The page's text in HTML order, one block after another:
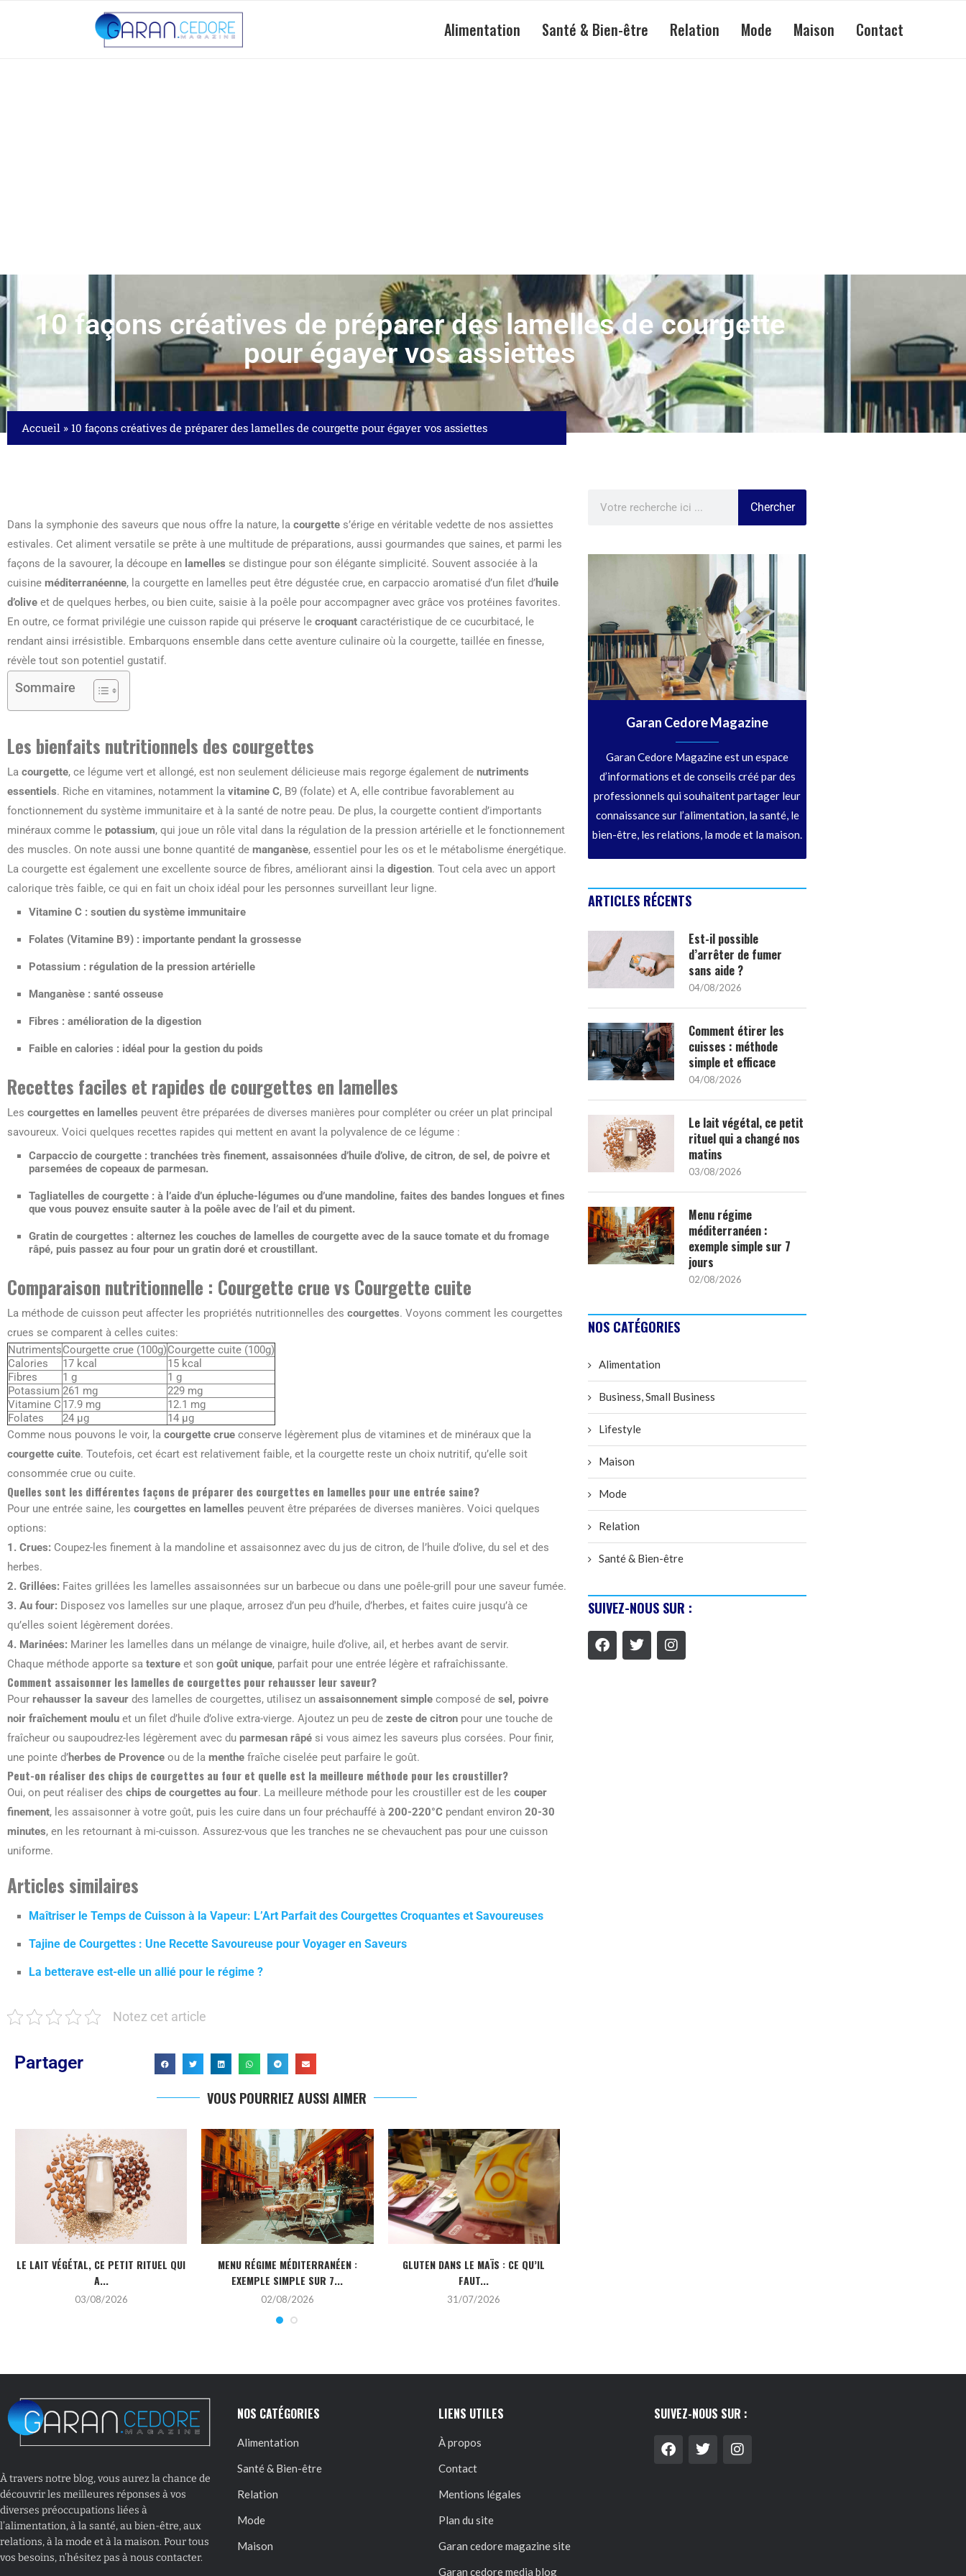
Alimentation Santé & Bien-être Relation Mode Maison Contact
10 façons créatives de préparer des lamelles de courgette
pour égayer vos assiettes
Accueil » 10 façons créatives de préparer des lamelles de courgette pour égayer vos assiettes
Dans la symphonie des saveurs que nous offre la nature, la courgette s’érige en véritable vedette de nos assiettes
estivales. Cet aliment versatile se prête à une multitude de préparations, aussi gourmandes que saines, et parmi les
façons de la savourer, la découpe en lamelles se distingue pour son élégante simplicité. Souvent associée à la
cuisine méditerranéenne, la courgette en lamelles peut être dégustée crue, en carpaccio aromatisé d’un filet d’huile
d’olive et de quelques herbes, ou bien cuite, saisie à la poêle pour accompagner avec grâce vos protéines favorites.
En outre, ce format privilégie une cuisson rapide qui préserve le croquant caractéristique de ce cucurbitacé, le
rendant ainsi irrésistible. Embarquons ensemble dans cette aventure culinaire où la courgette, taillée en finesse,
révèle tout son potentiel gustatif.
Sommaire
Les bienfaits nutritionnels des courgettes
La courgette, ce légume vert et allongé, est non seulement délicieuse mais regorge également de nutriments
essentiels. Riche en vitamines, notamment la vitamine C, B9 (folate) et A, elle contribue favorablement au
fonctionnement du système immunitaire et à la santé de notre peau. De plus, la courgette contient d’importants
minéraux comme le potassium, qui joue un rôle vital dans la régulation de la pression artérielle et le fonctionnement
des muscles. On note aussi une bonne quantité de manganèse, essentiel pour les os et le métabolisme énergétique.
La courgette est également une excellente source de fibres, améliorant ainsi la digestion. Tout cela avec un apport
calorique très faible, ce qui en fait un choix idéal pour les personnes surveillant leur ligne.
Vitamine C : soutien du système immunitaire
Folates (Vitamine B9) : importante pendant la grossesse
Potassium : régulation de la pression artérielle
Manganèse : santé osseuse
Fibres : amélioration de la digestion
Faible en calories : idéal pour la gestion du poids
Recettes faciles et rapides de courgettes en lamelles
Les courgettes en lamelles peuvent être préparées de diverses manières pour compléter ou créer un plat principal
savoureux. Voici quelques recettes rapides qui mettent en avant la polyvalence de ce légume :
Carpaccio de courgette : tranchées très finement, assaisonnées d’huile d’olive, de citron, de sel, de poivre et
parsemées de copeaux de parmesan.
Tagliatelles de courgette : à l’aide d’un épluche-légumes ou d’une mandoline, faites des bandes longues et fines
que vous pouvez ensuite sauter à la poêle avec de l’ail et du piment.
Gratin de courgettes : alternez les couches de lamelles de courgette avec de la sauce tomate et du fromage
râpé, puis passez au four pour un gratin doré et croustillant.
Comparaison nutritionnelle : Courgette crue vs Courgette cuite
La méthode de cuisson peut affecter les propriétés nutritionnelles des courgettes. Voyons comment les courgettes
crues se comparent à celles cuites:
NutrimentsCourgette crue (100g)Courgette cuite (100g)
Calories
17 kcal
15 kcal
Fibres
1 g
1 g
Potassium 261 mg
229 mg
Vitamine C 17.9 mg
12.1 mg
Folates
24 µg
14 µg
Comme nous pouvons le voir, la courgette crue conserve légèrement plus de vitamines et de minéraux que la
courgette cuite. Toutefois, cet écart est relativement faible, et la courgette reste un choix nutritif, qu’elle soit
consommée crue ou cuite.
Quelles sont les différentes façons de préparer des courgettes en lamelles pour une entrée saine?
Pour une entrée saine, les courgettes en lamelles peuvent être préparées de diverses manières. Voici quelques
options:
1. Crues: Coupez-les finement à la mandoline et assaisonnez avec du jus de citron, de l’huile d’olive, du sel et des
herbes.
2. Grillées: Faites grillées les lamelles assaisonnées sur un barbecue ou dans une poêle-grill pour une saveur fumée.
3. Au four: Disposez vos lamelles sur une plaque, arrosez d’un peu d’huile, d’herbes, et faites cuire jusqu’à ce
qu’elles soient légèrement dorées.
4. Marinées: Mariner les lamelles dans un mélange de vinaigre, huile d’olive, ail, et herbes avant de servir.
Chaque méthode apporte sa texture et son goût unique, parfait pour une entrée légère et rafraîchissante.
Comment assaisonner les lamelles de courgettes pour rehausser leur saveur?
Pour rehausser la saveur des lamelles de courgettes, utilisez un assaisonnement simple composé de sel, poivre
noir fraîchement moulu et un filet d’huile d’olive extra-vierge. Ajoutez un peu de zeste de citron pour une touche de
fraîcheur ou saupoudrez-les légèrement avec du parmesan râpé si vous aimez les saveurs plus corsées. Pour finir,
une pointe d’herbes de Provence ou de la menthe fraîche ciselée peut parfaire le goût.
Peut-on réaliser des chips de courgettes au four et quelle est la meilleure méthode pour les croustiller?
Oui, on peut réaliser des chips de courgettes au four. La meilleure méthode pour les croustiller est de les couper
finement, les assaisonner à votre goût, puis les cuire dans un four préchauffé à 200-220°C pendant environ 20-30
minutes, en les retournant à mi-cuisson. Assurez-vous que les tranches ne se chevauchent pas pour une cuisson
uniforme.
Articles similaires
Maîtriser le Temps de Cuisson à la Vapeur: L’Art Parfait des Courgettes Croquantes et Savoureuses
Tajine de Courgettes : Une Recette Savoureuse pour Voyager en Saveurs
La betterave est-elle un allié pour le régime ?
Notez cet article
Partager
VOUS POURRIEZ AUSSI AIMER
LE LAIT VÉGÉTAL, CE PETIT RITUEL QUI
A...
03/08/2026
MENU RÉGIME MÉDITERRANÉEN :
EXEMPLE SIMPLE SUR 7...
02/08/2026
GLUTEN DANS LE MAÏS : CE QU’IL
FAUT...
31/07/2026
Chercher
Garan Cedore Magazine
Garan Cedore Magazine est un espace
d’informations et de conseils créé par des
professionnels qui souhaitent partager leur
connaissance sur l’alimentation, la santé, le
bien-être, les relations, la mode et la maison.
ARTICLES RÉCENTS
Est-il possible
d’arrêter de fumer
sans aide ?
04/08/2026
Comment étirer les
cuisses : méthode
simple et efficace
04/08/2026
Le lait végétal, ce petit
rituel qui a changé nos
matins
03/08/2026
Menu régime
méditerranéen :
exemple simple sur 7
jours
02/08/2026
NOS CATÉGORIES
Alimentation
Business, Small Business
Lifestyle
Maison
Mode
Relation
Santé & Bien-être
SUIVEZ-NOUS SUR :
À travers notre blog, vous aurez la chance de
découvrir les meilleures réponses à vos
diverses préoccupations liées à
l’alimentation, à la santé, au bien-être, aux
relations, à la mode et à la maison. Pour tous
vos besoins, n’hésitez pas à nous contacter.
NOS CATÉGORIES
Alimentation
Santé & Bien-être
Relation
Mode
Maison
LIENS UTILES
À propos
Contact
Mentions légales
Plan du site
Garan cedore magazine site
Garan cedore media blog
SUIVEZ-NOUS SUR :